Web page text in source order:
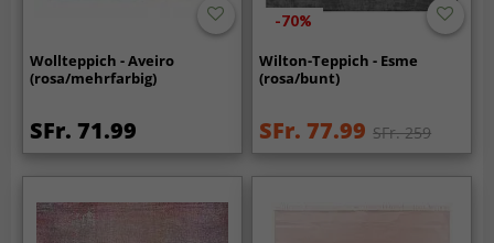
Wollteppich - Aveiro
(rosa/mehrfarbig)
SFr. 71.99
-70%
Wilton-Teppich - Esme
(rosa/bunt)
SFr. 77.99 SFr. 259